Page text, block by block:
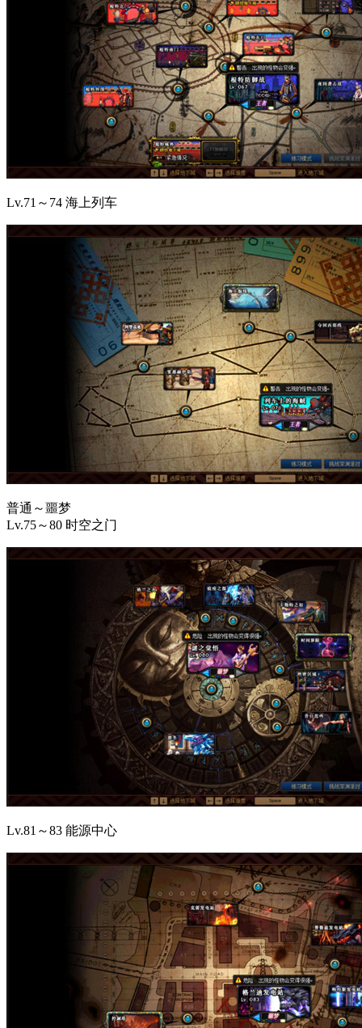
Lv.71～74 海上列车
普通～噩梦
Lv.75～80 时空之门
Lv.81～83 能源中心